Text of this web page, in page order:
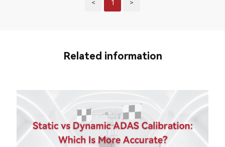
< 1 >
Related information